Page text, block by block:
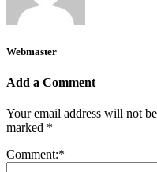
Webmaster
Add a Comment
Your email address will not
marked *
Comment:*